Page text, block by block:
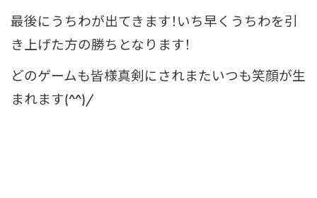
最後にうちわが出てきます！いち早くうちわを引
き上げた方の勝ちとなります！
どのゲームも皆様真剣にされまたいつも笑顔が生
まれます(^^)/